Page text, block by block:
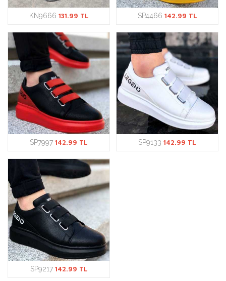
KN9666 131.99 TL SP4466 142.99 TL
SP7997 142.99 TL SP9133 142.99 TL
SP9217 142.99 TL